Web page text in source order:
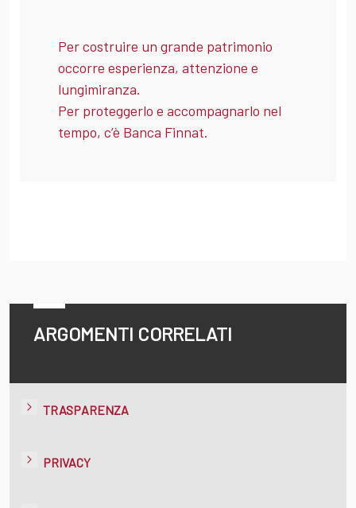
Per costruire un grande patrimonio
occorre esperienza, attenzione e
lungimiranza.
Per proteggerlo e accompagnarlo nel
tempo, c’è Banca Finnat.
ARGOMENTI CORRELATI
TRASPARENZA
PRIVACY